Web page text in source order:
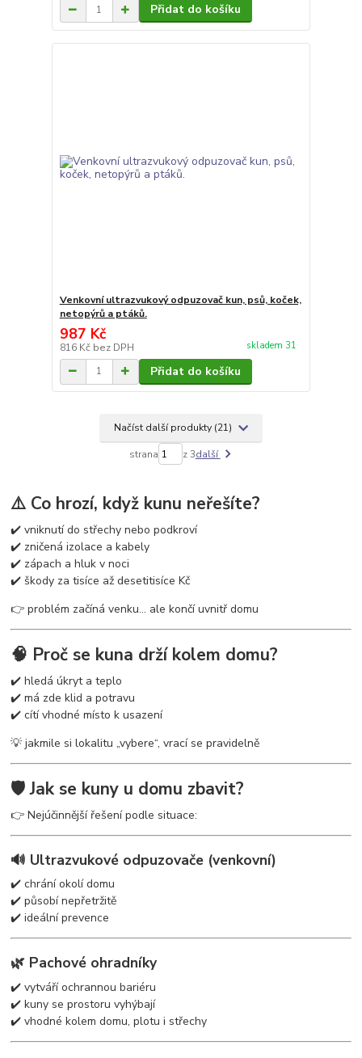
Přidat do košíku
Venkovní ultrazvukový odpuzovač kun, psů, koček,
netopýrů a ptáků.
987 Kč
816 Kč bez DPH skladem 31
Přidat do košíku
Načíst další produkty (21)
strana z 3další
⚠️ Co hrozí, když kunu neřešíte?
✔️ vniknutí do střechy nebo podkroví
✔️ zničená izolace a kabely
✔️ zápach a hluk v noci
✔️ škody za tisíce až desetitisíce Kč
👉 problém začíná venku… ale končí uvnitř domu
🧠 Proč se kuna drží kolem domu?
✔️ hledá úkryt a teplo
✔️ má zde klid a potravu
✔️ cítí vhodné místo k usazení
💡 jakmile si lokalitu „vybere“, vrací se pravidelně
🛡️ Jak se kuny u domu zbavit?
👉 Nejúčinnější řešení podle situace:
🔊 Ultrazvukové odpuzovače (venkovní)
✔️ chrání okolí domu
✔️ působí nepřetržitě
✔️ ideální prevence
🌿 Pachové ohradníky
✔️ vytváří ochrannou bariéru
✔️ kuny se prostoru vyhýbají
✔️ vhodné kolem domu, plotu i střechy